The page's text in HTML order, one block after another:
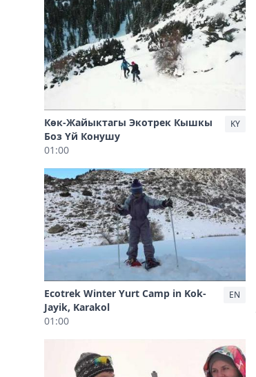
Көк-Жайыктагы Экотрек Кышкы
Боз Үй Конушу
01:00
KY
Ecotrek Winter Yurt Camp in Kok-
Jayik, Karakol
01:00
EN